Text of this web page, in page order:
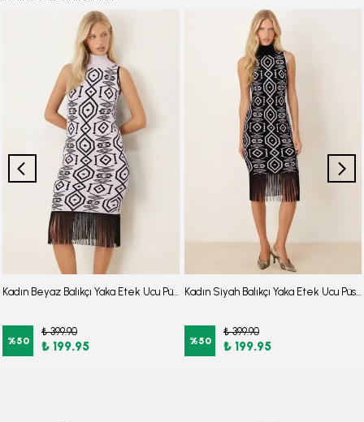
Kadın Beyaz Balıkçı Yaka Etek Ucu Püsküllü Triko Elbise ARM-26K136009
%50
₺ 399.90
₺ 199.95
Kadın Siyah Balıkçı Yaka Etek Ucu Püsküllü Triko Elbise ARM-26K136009
%50
₺ 399.90
₺ 199.95